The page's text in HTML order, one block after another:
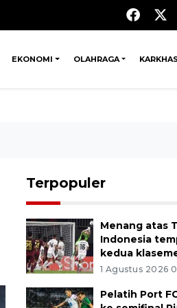
EKONOMI OLAHRAGA KARKHAS
Terpopuler
Menang atas
Indonesia
kedua
1 Agustus 2026
Pelatih Port